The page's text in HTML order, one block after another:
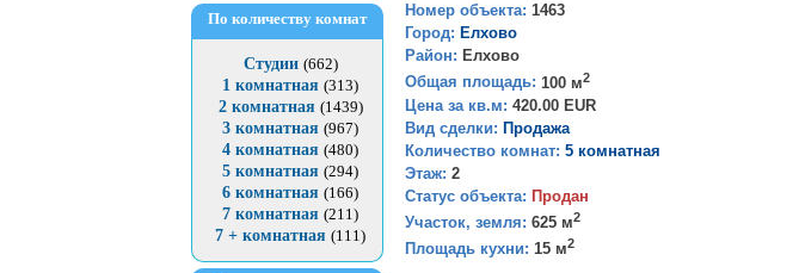
По количеству комнат
Студии (662)
1 комнатная (313)
2 комнатная (1439)
3 комнатная (967)
4 комнатная (480)
5 комнатная (294)
6 комнатная (166)
7 комнатная (211)
7 + комнатная (111)
Номер объекта: 1463
Город: Елхово
Район: Елхово
Общая площадь: 100 м2
Цена за кв.м: 420.00 EUR
Вид сделки: Продажа
Количество комнат: 5 комнатная
Этаж: 2
Статус объекта: Продан
Участок, земля: 625 м2
Площадь кухни: 15 м2